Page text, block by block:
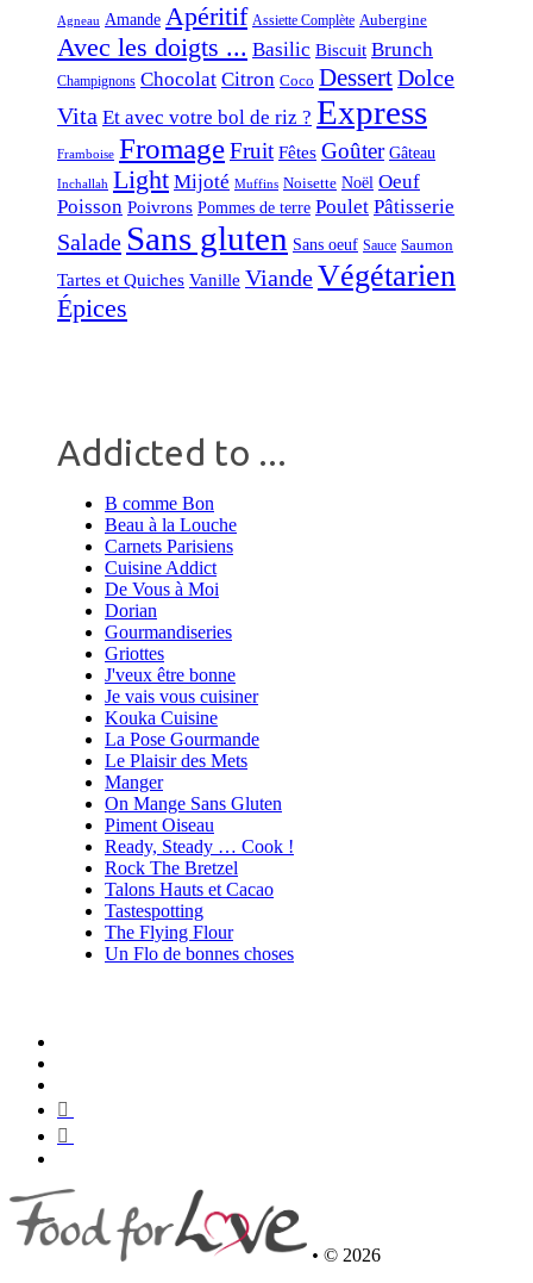
Agneau Amande Apéritif Assiette Complète Aubergine
Avec les doigts ... Basilic Biscuit Brunch
Champignons Chocolat Citron Coco DessertDolce
Vita Et avec votre bol de riz ? Express
Framboise FromageFruit Fêtes Goûter Gâteau
Inchallah Light Mijoté Muffins Noisette Noël Oeuf
Poisson Poivrons Pommes de terre Poulet Pâtisserie
Salade Sans gluten Sans oeuf Sauce Saumon
Tartes et Quiches Vanille ViandeVégétarien
Épices
Addicted to ...
B comme Bon
Beau à la Louche
Carnets Parisiens
Cuisine Addict
De Vous à Moi
Dorian
Gourmandiseries
Griottes
J'veux être bonne
Je vais vous cuisiner
Kouka Cuisine
La Pose Gourmande
Le Plaisir des Mets
Manger
On Mange Sans Gluten
Piment Oiseau
Ready, Steady … Cook !
Rock The Bretzel
Talons Hauts et Cacao
Tastespotting
The Flying Flour
Un Flo de bonnes choses
• © 2026